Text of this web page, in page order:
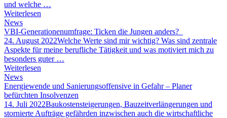
und welche …
Weiterlesen
News
VBI-Generationenumfrage: Ticken die Jungen anders?
24. August 2022Welche Werte sind mir wichtig? Was sind zentrale
Aspekte für meine berufliche Tätigkeit und was motiviert mich zu
besonders guter …
Weiterlesen
News
Energiewende und Sanierungsoffensive in Gefahr – Planer
befürchten Insolvenzen
14. Juli 2022Baukostensteigerungen, Bauzeitverlängerungen und
stornierte Aufträge gefährden inzwischen auch die wirtschaftliche